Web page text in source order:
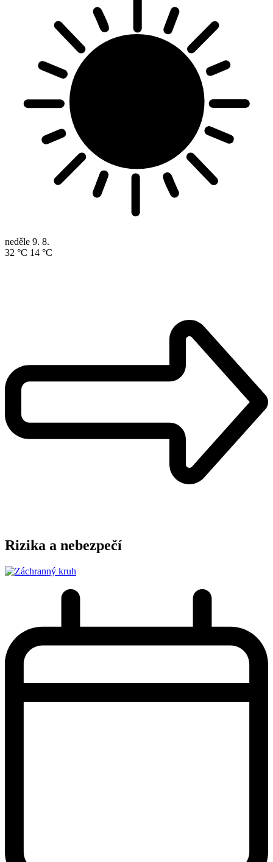
neděle 9. 8.
32 °C 14 °C
Rizika a nebezpečí